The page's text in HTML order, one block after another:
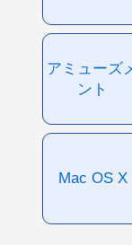
アミューズ
ント
Mac OS X